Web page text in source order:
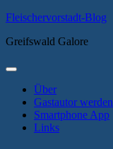
Zum
springen
Fleischervorstadt-Blog
Greifswald Galore
Primäres
Über
Gastautor werden
Smartphone App
Links